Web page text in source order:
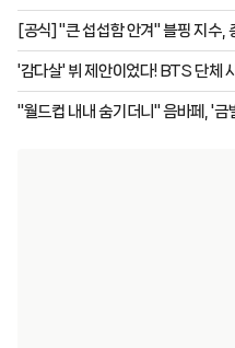
다..."7명다 욕심나는데요"[K-
[공식] "큰 섭섭함 안겨" 블핑 지수,
'감다살' 뷔 제안이었다! BTS 단체
"월드컵 내내 숨기더니" 음바페, '금